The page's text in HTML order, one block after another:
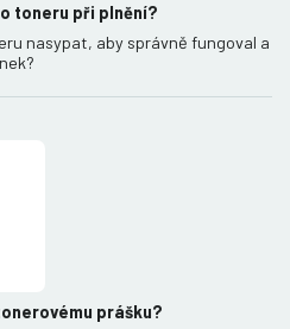
toneru při plnění?
nasypat, aby správně fungoval a
prášku?